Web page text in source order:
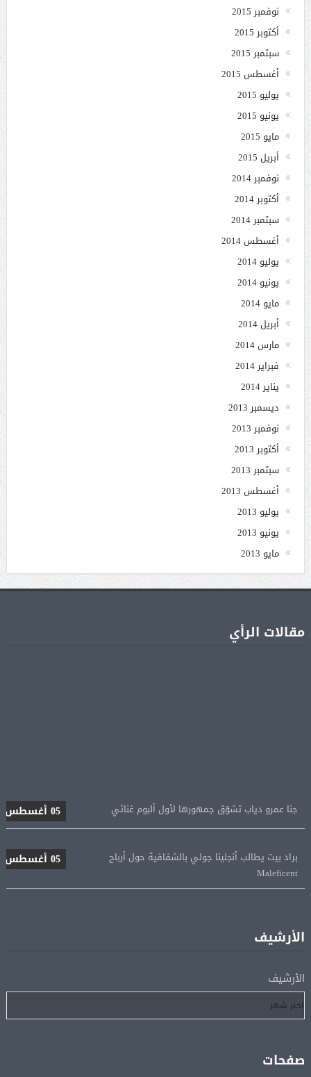
نوفمبر 2015
أكتوبر 2015
سبتمبر 2015
أغسطس 2015
يوليو 2015
يونيو 2015
مايو 2015
أبريل 2015
نوفمبر 2014
أكتوبر 2014
سبتمبر 2014
أغسطس 2014
يوليو 2014
يونيو 2014
مايو 2014
أبريل 2014
مارس 2014
فبراير 2014
يناير 2014
ديسمبر 2013
نوفمبر 2013
أكتوبر 2013
سبتمبر 2013
أغسطس 2013
يوليو 2013
يونيو 2013
مايو 2013
مقالات الرأي
Maleficent
لإتمام انتقاله إلى طرابزون سبور
05 أغسطس
رسميًا.. انطلاق الدورى الممتاز 21 أغسطس.. وقمة الزمالك
الأرشيف
الأرشيف
صفحات